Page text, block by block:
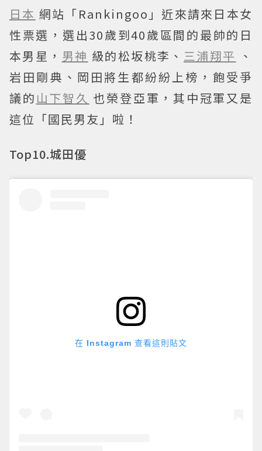
日本 網站「Rankingoo」近來請來日本女
性票選，選出30歲到40歲區間的最帥的日
本男星， 男神 級的松坂桃李、 三浦翔平 、
岩田剛典、岡田將生都紛紛上榜，飽受爭
議的 山下智久 也榮登亞軍，其中冠軍又是
這位「國民男友」啦！
Top10.城田優
在 Instagram 查看這則貼文